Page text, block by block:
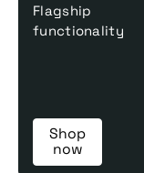
Flagship
functionality
Shop
now